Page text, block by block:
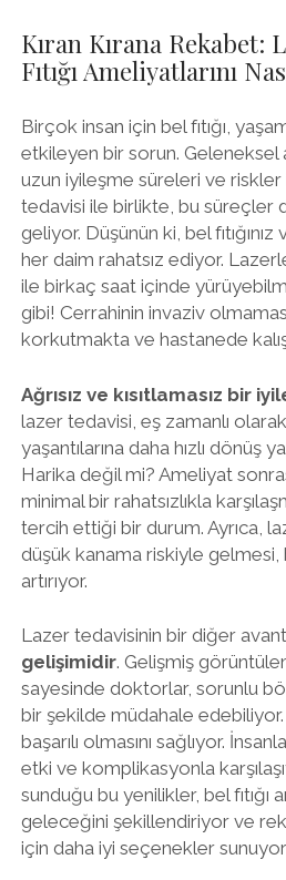
Kıran Kırana Rekabet:
Fıtığı Ameliyatlarını
Birçok insan için bel fıtığı,
etkileyen bir sorun.
uzun iyileşme süreleri ve
tedavisi ile birlikte, bu süreçler
geliyor. Düşünün ki, bel
her daim rahatsız ediyor.
ile birkaç saat içinde
gibi! Cerrahinin invaziv
korkutmakta ve hastanede
Ağrısız ve kısıtlamasız bir
lazer tedavisi, eş zamanlı
yaşantılarına daha hızlı dönüş
Harika değil mi? Ameliyat
minimal bir rahatsızlıkla
tercih ettiği bir durum. Ayrıca,
düşük kanama riskiyle gelmesi,
artırıyor.
Lazer tedavisinin bir diğer
gelişimidir. Gelişmiş
sayesinde doktorlar, sorunlu
bir şekilde müdahale
başarılı olmasını sağlıyor.
etki ve komplikasyonla
sunduğu bu yenilikler, bel fıtığı
geleceğini şekillendiriyor ve
için daha iyi seçenekler